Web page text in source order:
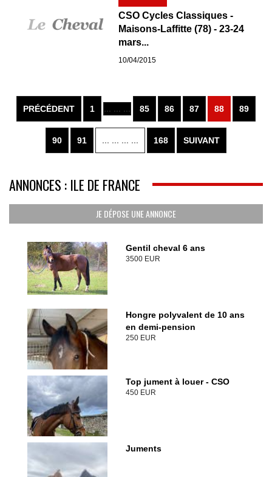
CSO Cycles Classiques -
Maisons-Laffitte (78) - 23-24
mars...
10/04/2015
PRÉCÉDENT 1 ... ... ... 85 86 87 88 89
90 91 ... ... ... ... 168 SUIVANT
ANNONCES : ILE DE FRANCE
JE DÉPOSE UNE ANNONCE
Gentil cheval 6 ans
3500 EUR
Hongre polyvalent de 10 ans
en demi-pension
250 EUR
Top jument à louer - CSO
450 EUR
Juments